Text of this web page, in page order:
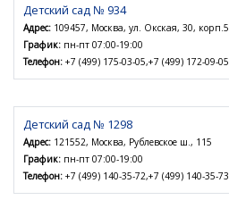
Детский сад № 934
Адрес: 109457, Москва, ул. Окская, 30, корп.5
График: пн-пт 07:00-19:00
Телефон: +7 (499) 175-03-05,+7 (499) 172-09-05
Детский сад № 1298
Адрес: 121552, Москва, Рублевское ш., 115
График: пн-пт 07:00-19:00
Телефон: +7 (499) 140-35-72,+7 (499) 140-35-73